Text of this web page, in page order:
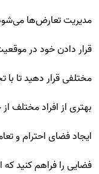
مدیریت تعارض‌ها
قرار دادن خود در
مختلفی قرار دهید تا
بهتری از افراد مختلف
ایجاد فضای احترام و
فضایی را فراهم کنید